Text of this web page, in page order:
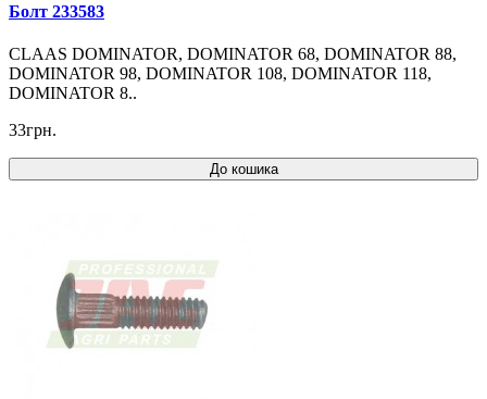
Болт 233583
CLAAS DOMINATOR, DOMINATOR 68, DOMINATOR 88,
DOMINATOR 98, DOMINATOR 108, DOMINATOR 118,
DOMINATOR 8..
33грн.
До кошика